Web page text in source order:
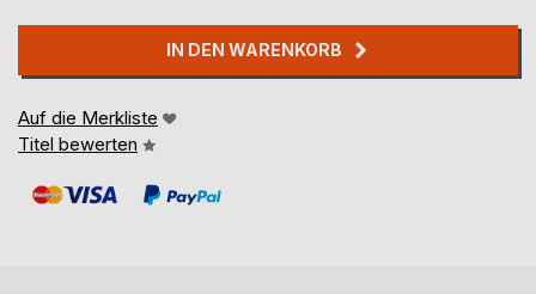
IN DEN WARENKORB
Auf die Merkliste
Titel bewerten